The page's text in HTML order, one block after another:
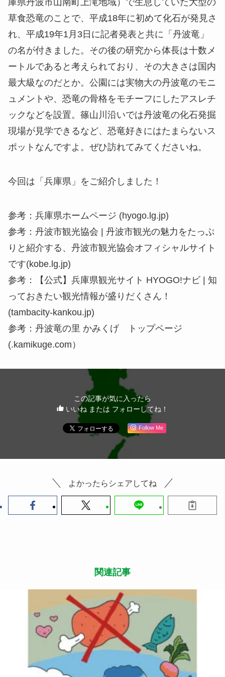
草食恐竜のことで、平成18年に初めて化石が発見さ
れ、平成19年1月3日に記者発表と共に「丹波竜」
の名が付きました。その後の研究から体長は十数メ
ートルであると考えられており、その大きさは国内
最大級なのだとか。公園には実物大の丹波竜のモニ
ュメントや、恐竜の骨格をモチーフにしたアスレチ
ックなどを設置。篠山川沿いでは丹波竜の化石発掘
現場が見学できるなど、恐竜好きにはたまらないス
ポットなんですよ。ぜひ訪れてみてくださいね。
今回は「兵庫県」をご紹介しました！
参考：兵庫県ホームページ (hyogo.lg.jp)
参考：丹波市観光協会 | 丹波市観光の魅力をたっぷ
りと紹介する、丹波市観光協会オフィシャルサイト
です(kobe.lg.jp)
参考：【公式】兵庫県観光サイト HYOGO!ナビ | 知
っておきたい観光情報が盛りだくさん！
(tambacity-kankou.jp)
参考：丹波竜の里 かみくげ トップページ
(.kamikuge.com）
この記事が気に入ったら
いいね または フォローしてね！
Follow Me
よかったらシェアしてね
関連記事